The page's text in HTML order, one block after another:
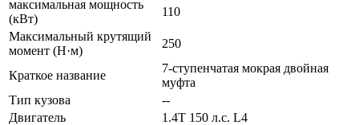
максимальная мощность
(кВт)
110
Максимальный крутящий
момент (Н·м)
250
Краткое название
7-ступенчатая мокрая двойная
муфта
Тип кузова
--
Двигатель
1.4T 150 л.с. L4